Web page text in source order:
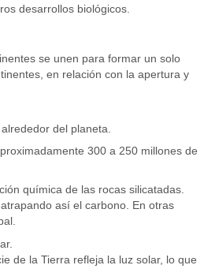
desarrollos biológicos.
se unen para formar un solo
en relación con la apertura y
del planeta.
300 a 250 millones de
química de las rocas silicatadas.
así el carbono. En otras
de la Tierra refleja la luz solar, lo que